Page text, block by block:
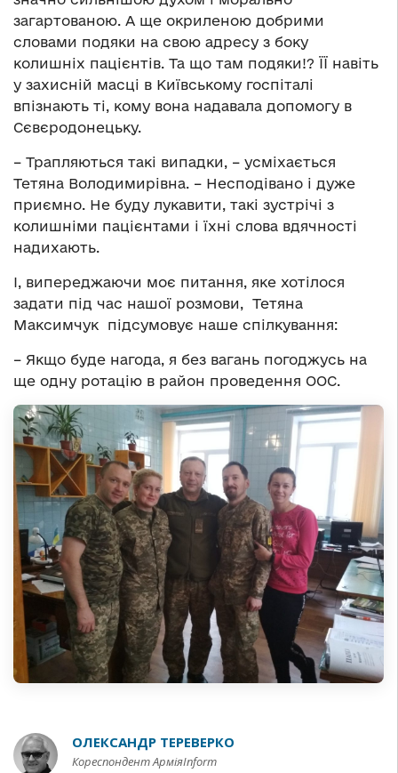
загартованою. А ще окриленою добрими
словами подяки на свою адресу з боку
колишніх пацієнтів. Та що там подяки!? ЇЇ навіть
у захисній масці в Київському госпіталі
впізнають ті, кому вона надавала допомогу в
Сєвєродонецьку.
– Трапляються такі випадки, – усміхається
Тетяна Володимирівна. – Несподівано і дуже
приємно. Не буду лукавити, такі зустрічі з
колишніми пацієнтами і їхні слова вдячності
надихають.
І, випереджаючи моє питання, яке хотілося
задати під час нашої розмови, Тетяна
Максимчук підсумовує наше спілкування:
– Якщо буде нагода, я без вагань погоджусь на
ще одну ротацію в район проведення ООС.
ОЛЕКСАНДР ТЕРЕВЕРКО
Кореспондент АрміяInform